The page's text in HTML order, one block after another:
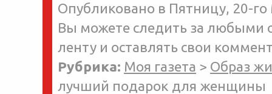
Опубликовано в Пятницу, 20-го
Вы можете следить за любыми
ленту и оставлять свои
Рубрика: Моя газета > Образ
лучший подарок для женщины